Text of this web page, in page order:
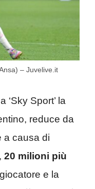
– Juvelive.it
‘Sky Sport’ la
reduce da
a causa di
20 milioni più
e la